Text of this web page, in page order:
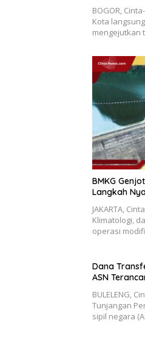
BOGOR,
Kota
mengejutkan
BMKG
Langkah
JAKARTA,
Klimatologi,
operasi
Dana
ASN
BULELENG,
Tunjangan
sipil negara